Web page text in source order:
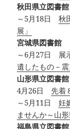
秋田県立図書館
～5月18日秋
展」
宮城県図書館
～6月27日 展
遺したもの－
山形県立図書館
4月26日 先着
～5月11日妊
ませんか～山
福島県立図書館